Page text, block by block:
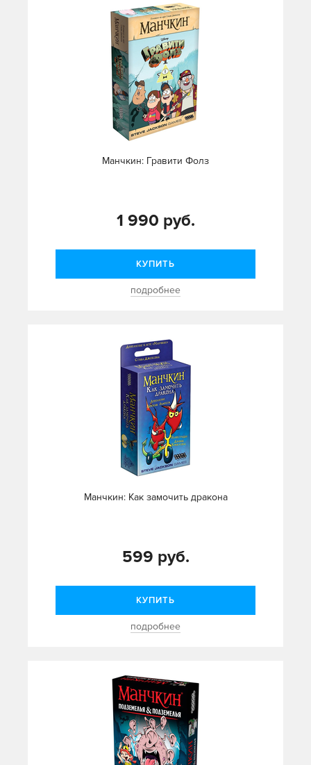
Манчкин: Гравити Фолз
1 990 руб.
КУПИТЬ
подробнее
Манчкин: Как замочить дракона
599 руб.
КУПИТЬ
подробнее